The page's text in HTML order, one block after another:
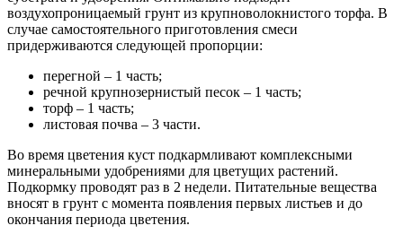
воздухопроницаемый грунт из крупноволокнистого торфа. В
случае самостоятельного приготовления смеси
придерживаются следующей пропорции:
перегной – 1 часть;
речной крупнозернистый песок – 1 часть;
торф – 1 часть;
листовая почва – 3 части.
Во время цветения куст подкармливают комплексными
минеральными удобрениями для цветущих растений.
Подкормку проводят раз в 2 недели. Питательные вещества
вносят в грунт с момента появления первых листьев и до
окончания периода цветения.